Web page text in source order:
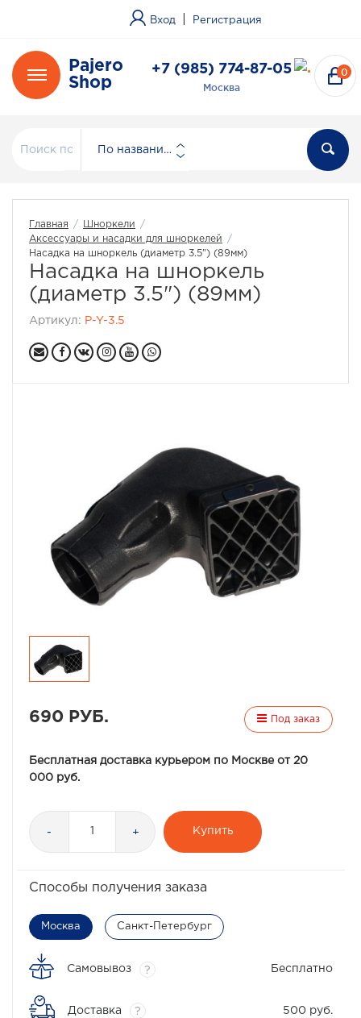
Вход Регистрация
Pajero
Shop
+7 (985) 774-87-05
Москва
0
По названию
Главная / Шноркели
/
Аксессуары и насадки для шноркелей
/
Насадка на шноркель (диаметр 3.5") (89мм)
Насадка на шноркель
(диаметр 3.5") (89мм)
Артикул: P-Y-3.5
690 РУБ. Под заказ
Бесплатная доставка курьером по Москве от 20
000 руб.
- + Купить
Способы получения заказа
Москва Санкт-Петербург
Самовывоз ? Бесплатно
Доставка ? 500 руб.